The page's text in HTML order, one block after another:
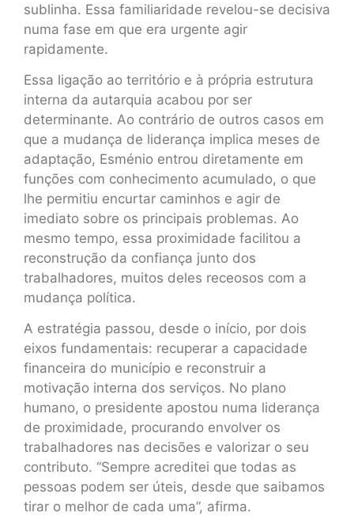
sublinha. Essa familiaridade revelou-se decisiva
numa fase em que era urgente agir
rapidamente.
Essa ligação ao território e à própria estrutura
interna da autarquia acabou por ser
determinante. Ao contrário de outros casos em
que a mudança de liderança implica meses de
adaptação, Esménio entrou diretamente em
funções com conhecimento acumulado, o que
lhe permitiu encurtar caminhos e agir de
imediato sobre os principais problemas. Ao
mesmo tempo, essa proximidade facilitou a
reconstrução da confiança junto dos
trabalhadores, muitos deles receosos com a
mudança política.
A estratégia passou, desde o início, por dois
eixos fundamentais: recuperar a capacidade
financeira do município e reconstruir a
motivação interna dos serviços. No plano
humano, o presidente apostou numa liderança
de proximidade, procurando envolver os
trabalhadores nas decisões e valorizar o seu
contributo. “Sempre acreditei que todas as
pessoas podem ser úteis, desde que saibamos
tirar o melhor de cada uma”, afirma.